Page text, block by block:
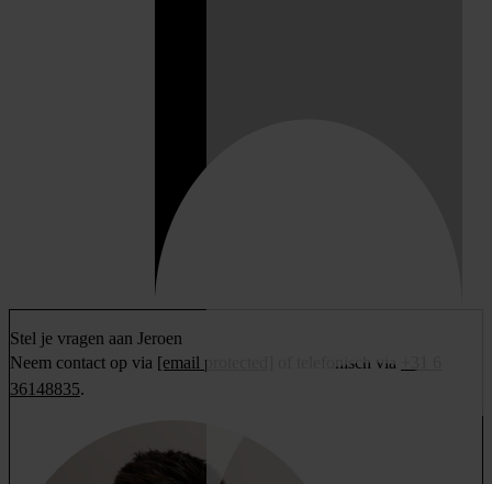
Stel je vragen aan Jeroen
Neem contact op via [email protected] of telefonisch via
36148835.